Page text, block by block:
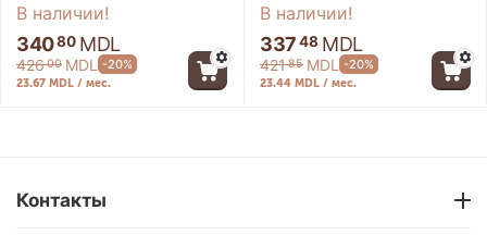
В наличии!
34080 MDL
42600 MDL -20%
23.67 MDL / мес.
В наличии!
33748 MDL
42185 MDL -20%
23.44 MDL / мес.
Контакты